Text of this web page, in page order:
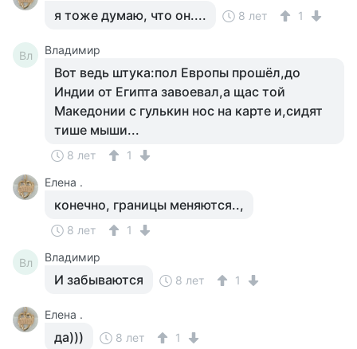
я тоже думаю, что он.... 8 лет 1
Вл Владимир
Вот ведь штука:пол Европы прошёл,до
Индии от Египта завоевал,а щас той
Македонии с гулькин нос на карте и,сидят
тише мыши...
8 лет
1
Елена .
конечно, границы меняются..,
8 лет 1
Вл Владимир
И забываются 8 лет 1
Елена .
да))) 8 лет 1